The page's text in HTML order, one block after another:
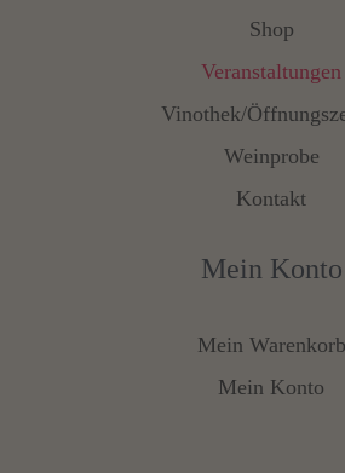
Shop
Veranstaltungen
Vinothek/
Weinprobe
Kontakt
Mein Konto
Mein Warenkorb
Mein Konto